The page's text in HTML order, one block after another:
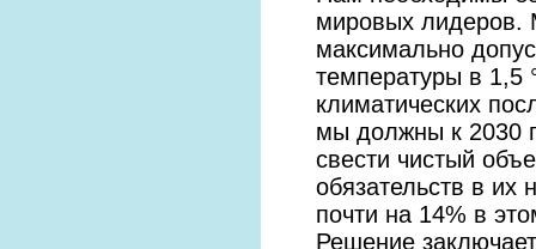
мировых лидеров.
максимально
температуры в 1,5
климатических
мы должны к 2030
свести чистый
обязательств в
почти на 14% в
Решение